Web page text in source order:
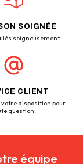
SOIGNÉE
soigneusement
CLIENT
votre disposition pour
question.
équipe